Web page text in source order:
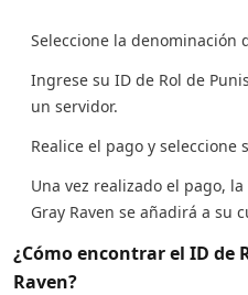
Seleccione la denominación
Ingrese su ID de Rol de
un servidor.
Realice el pago y seleccione
Una vez realizado el pago,
Gray Raven se añadirá a su
¿Cómo encontrar el ID de
Raven?